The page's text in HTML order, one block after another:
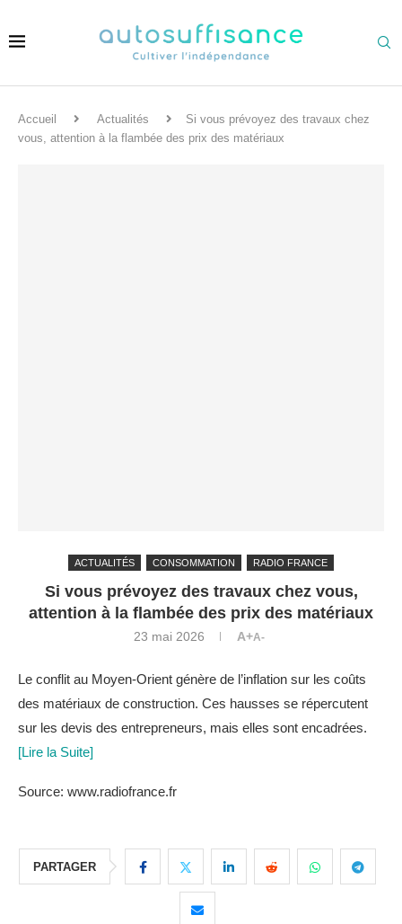
Accueil Actualités
Si vous prévoyez des travaux chez
vous, attention à la flambée des prix des matériaux
ACTUALITÉS CONSOMMATION RADIO FRANCE
Si vous prévoyez des travaux chez vous,
attention à la flambée des prix des matériaux
23 mai 2026 A+A-
Le conflit au Moyen-Orient génère de l’inflation sur les coûts
des matériaux de construction. Ces hausses se répercutent
sur les devis des entrepreneurs, mais elles sont encadrées.
[Lire la Suite]
Source: www.radiofrance.fr
PARTAGER